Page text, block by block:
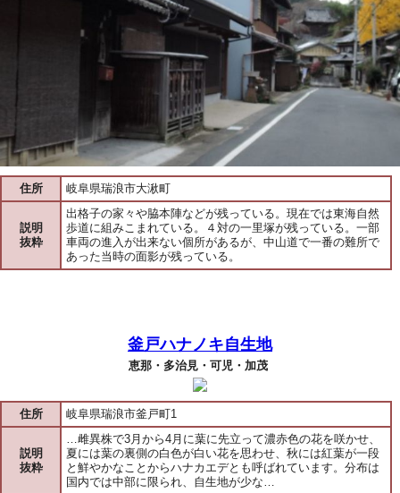
住所 岐阜県瑞浪市大湫町
説明
抜粋
出格子の家々や脇本陣などが残っている。現在では東海自然
歩道に組みこまれている。４対の一里塚が残っている。一部
車両の進入が出来ない個所があるが、中山道で一番の難所で
あった当時の面影が残っている。
釜戸ハナノキ自生地
恵那・多治見・可児・加茂
住所 岐阜県瑞浪市釜戸町1
説明
抜粋
…雌異株で3月から4月に葉に先立って濃赤色の花を咲かせ、
夏には葉の裏側の白色が白い花を思わせ、秋には紅葉が一段
と鮮やかなことからハナカエデとも呼ばれています。分布は
国内では中部に限られ、自生地が少な…